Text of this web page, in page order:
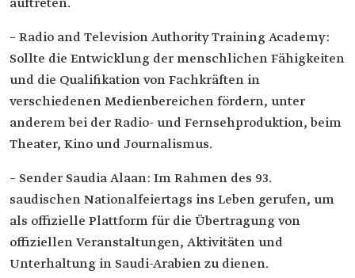
auftreten.
– Radio and Television Authority Training Academy:
Sollte die Entwicklung der menschlichen Fähigkeiten
und die Qualifikation von Fachkräften in
verschiedenen Medienbereichen fördern, unter
anderem bei der Radio- und Fernsehproduktion, beim
Theater, Kino und Journalismus.
– Sender Saudia Alaan: Im Rahmen des 93.
saudischen Nationalfeiertags ins Leben gerufen, um
als offizielle Plattform für die Übertragung von
offiziellen Veranstaltungen, Aktivitäten und
Unterhaltung in Saudi-Arabien zu dienen.